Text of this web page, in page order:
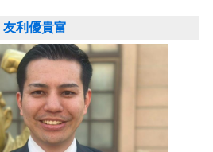
友利優貴富